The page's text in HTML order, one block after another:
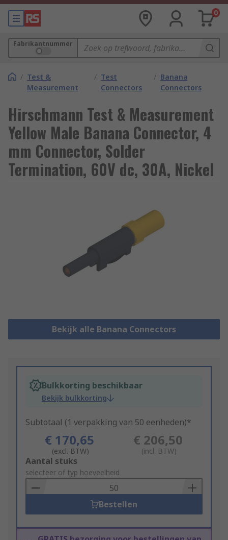
0
Fabrikantnummer
/ Test &
Measurement
/ Test
Connectors
/ Banana
Connectors
Hirschmann Test & Measurement
Yellow Male Banana Connector, 4
mm Connector, Solder
Termination, 60V dc, 30A, Nickel
Bekijk alle Banana Connectors
Bulkkorting beschikbaar
Bekijk bulkkorting
Subtotaal (1 verpakking van 50 eenheden)*
€ 170,65
(excl. BTW)
€ 206,50
(incl. BTW)
Add
to
Basket
Aantal stuks
selecteer of typ hoeveelheid
Bestellen